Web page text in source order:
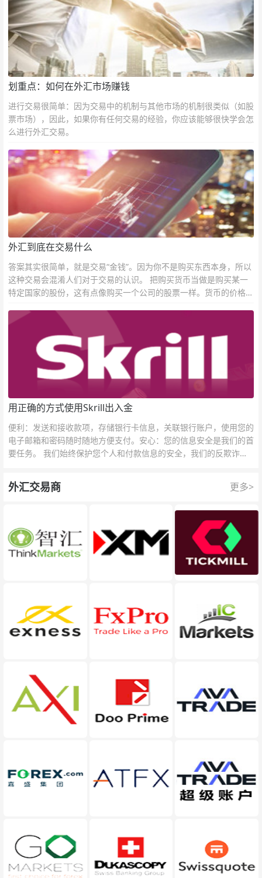
划重点：如何在外汇市场赚钱
进行交易很简单：因为交易中的机制与其他市场的机制很类似（如股
票市场），因此，如果你有任何交易的经验，你应该能够很快学会怎
么进行外汇交易。
外汇到底在交易什么
答案其实很简单，就是交易“金钱”。因为你不是购买东西本身，所以
这种交易会混淆人们对于交易的认识。 把购买货币当做是购买某一
特定国家的股份，这有点像购买一个公司的股票一样。货币的价格直
用正确的方式使用Skrill出入金
便利：发送和接收款项，存储银行卡信息，关联银行账户，使用您的
电子邮箱和密码随时随地方便支付。安心：您的信息安全是我们的首
要任务。 我们始终保护您个人和付款信息的安全，我们的反欺诈团
外汇交易商 更多>